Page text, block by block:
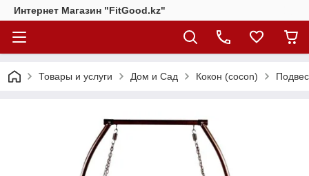
Интернет Магазин "FitGood.kz"
Товары и услуги Дом и Сад Кокон (cocon)